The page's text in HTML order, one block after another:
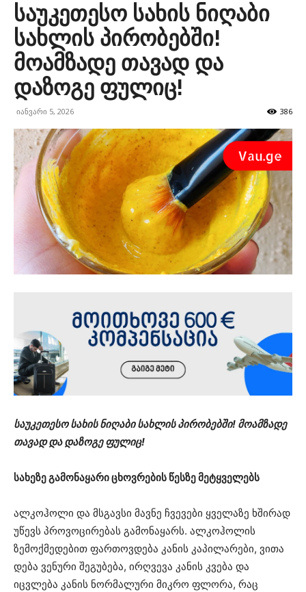
საუკეთესო სახის ნიღაბი
სახლის პირობებში!
მოამზადე თავად და
დაზოგე ფულიც!
იანვარი 5, 2026 386
საუკეთესო სახის ნიღაბი სახლის პირობებში! მოამზადე
თავად და დაზოგე ფულიც!
სახეზე გამონაყარი ცხოვრების წესზე მეტყველებს
ალკოჰოლი და მსგავსი მავნე ჩვევები ყველაზე ხშირად
უწევს პროვოცირებას გამონაყარს. ალკოჰოლის
ზემოქმედებით ფართოვდება კანის კაპილარები, ვითა
დება ვენური შეგუბება, ირღვევა კანის კვება და
იცვლება კანის ნორმალური მიკრო ფლორა, რაც